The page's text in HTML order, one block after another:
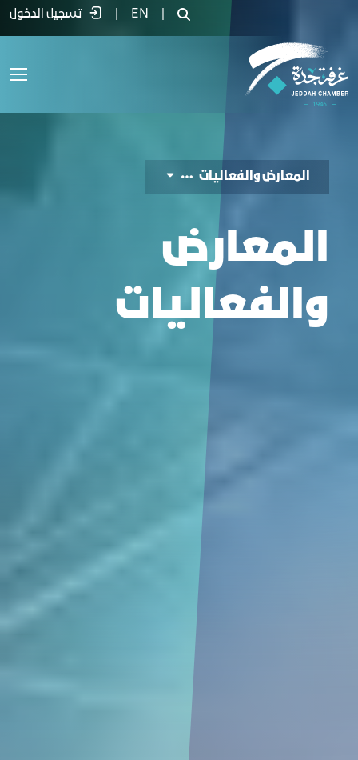
المعارض والفعاليات - غرفة جدة
EN تسجيل الدخول
المعارض والفعاليات
المعارض
والفعاليات